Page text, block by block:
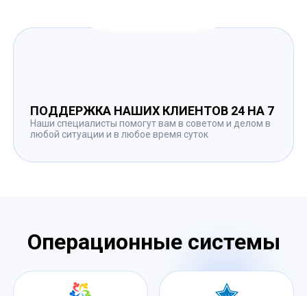
ПОДДЕРЖКА НАШИХ КЛИЕНТОВ 24 НА 7
Наши специалисты помогут вам в советом и делом в
любой ситуации и в любое время суток
Операционные системы